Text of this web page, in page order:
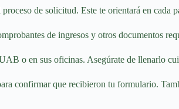
de solicitud. Este te orientará en cada
de ingresos y otros documentos
o en sus oficinas. Asegúrate de llenarlo
confirmar que recibieron tu formulario.